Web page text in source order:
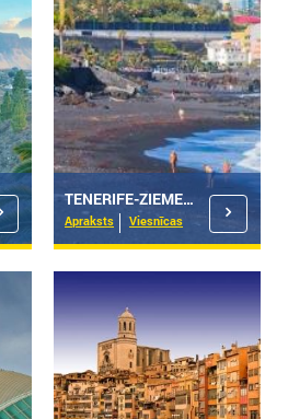
TENERIFE-ZIEMEĻI
Apraksts Viesnīcas